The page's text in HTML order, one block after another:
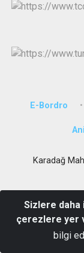
E-Bordro
Karadağ
Sizlere
çerezlere yer
bilgi